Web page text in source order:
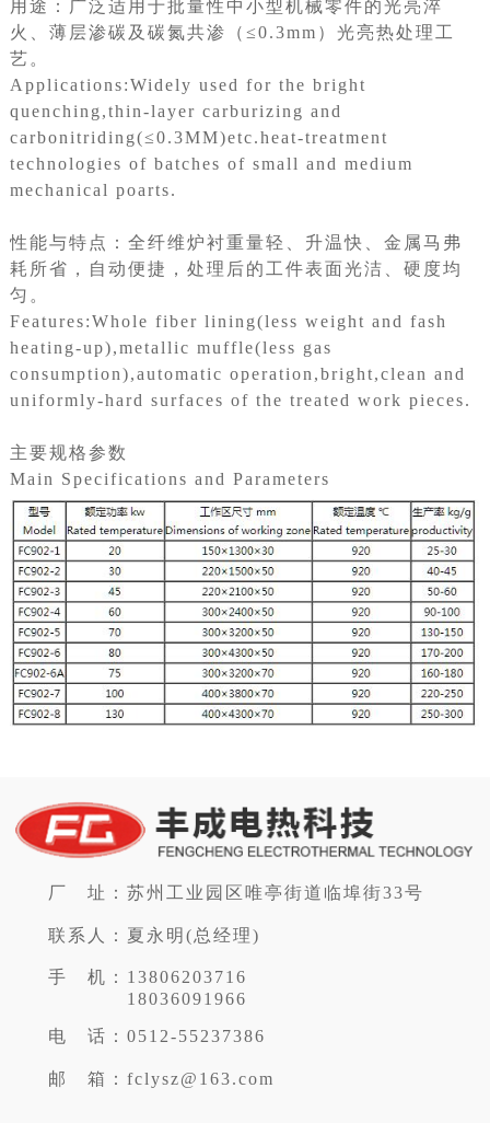
用途：广泛适用于批量性中小型机械零件的光亮淬
火、薄层渗碳及碳氮共渗（≤0.3mm）光亮热处理工
艺。
Applications:Widely used for the bright
quenching,thin-layer carburizing and
carbonitriding(≤0.3MM)etc.heat-treatment
technologies of batches of small and medium
mechanical poarts.
性能与特点：全纤维炉衬重量轻、升温快、金属马弗
耗所省，自动便捷，处理后的工件表面光洁、硬度均
匀。
Features:Whole fiber lining(less weight and fash
heating-up),metallic muffle(less gas
consumption),automatic operation,bright,clean and
uniformly-hard surfaces of the treated work pieces.
主要规格参数
Main Specifications and Parameters
厂 址：苏州工业园区唯亭街道临埠街33号
联系人： 夏永明(总经理)
手 机： 13806203716
18036091966
电 话：0512-55237386
邮 箱：fclysz@163.com